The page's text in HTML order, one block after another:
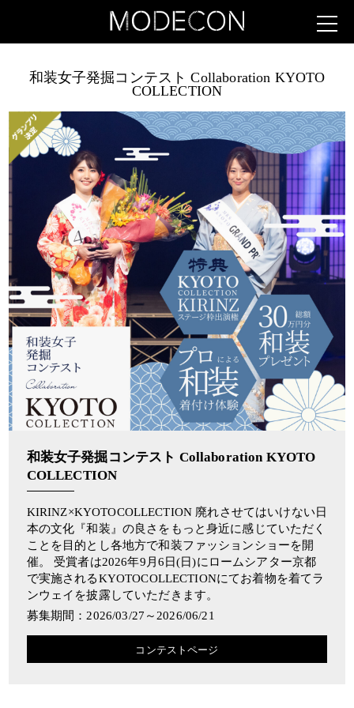
和装女子発掘コンテスト Collaboration KYOTO
COLLECTION
和装女子発掘コンテスト Collaboration KYOTO
COLLECTION
KIRINZ×KYOTOCOLLECTION 廃れさせてはいけない日
本の文化『和装』の良さをもっと身近に感じていただく
ことを目的とし各地方で和装ファッションショーを開
催。 受賞者は2026年9月6日(日)にロームシアター京都
で実施されるKYOTOCOLLECTIONにてお着物を着てラ
ンウェイを披露していただきます。
募集期間：2026/03/27～2026/06/21
コンテストページ